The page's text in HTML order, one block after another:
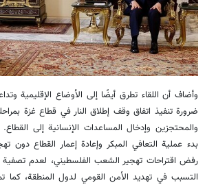
وأضاف أن اللقاء تطرق أيضًا إلى الأوضاع الإقليمية
ضرورة تنفيذ اتفاق وقف إطلاق النار في قطاع غزة
والمحتجزين وإدخال المساعدات الإنسانية إلى
بدء عملية التعافي المبكر وإعادة إعمار القطاع دون
رفض اقتراحات تهجير الشعب الفلسطيني، لعدم تصفية
التسبب في تهديد الأمن القومي لدول المنطقة، كما